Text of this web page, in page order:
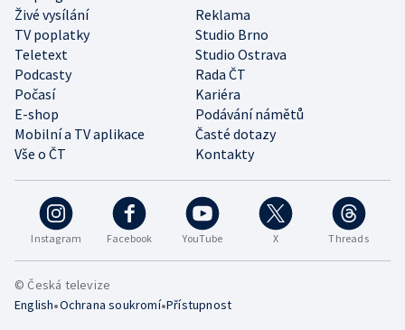
Instagram Facebook YouTube X Threads
Živé vysílání
Reklama
TV poplatky
Studio Brno
Teletext
Studio Ostrava
Podcasty
Rada ČT
Počasí
Kariéra
E-shop
Podávání námětů
Mobilní a TV aplikace
Časté dotazy
Vše o ČT
Kontakty
© Česká televize
English•Ochrana soukromí•Přístupnost